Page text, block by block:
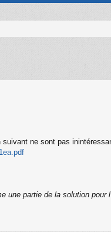
ne sont pas
une partie de la solution